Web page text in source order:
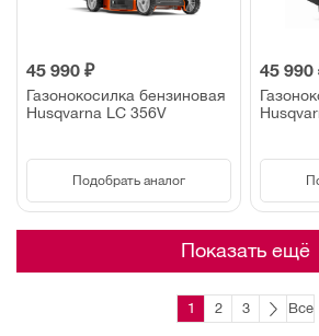
45 990 ₽
Газонокосилка бензиновая
Husqvarna LC 356V
Подобрать аналог
45 990
Показать ещё
1 2 3 Все